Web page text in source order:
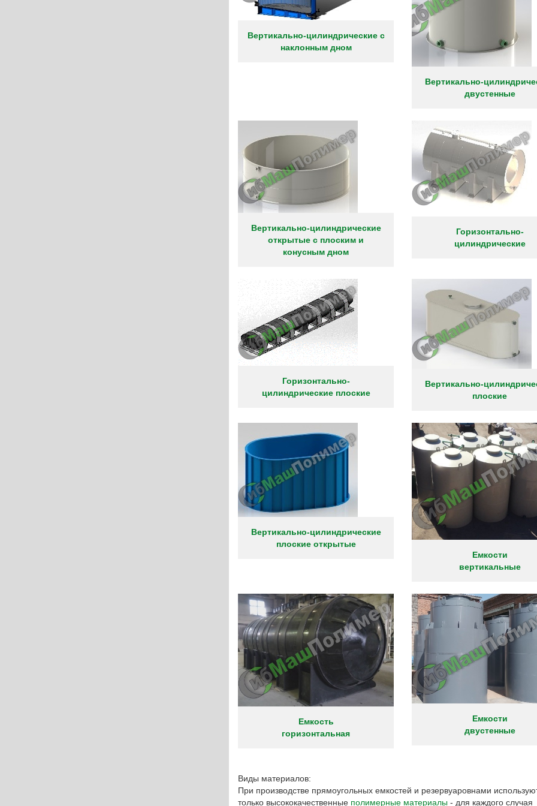
Вертикально-цилиндрические с
наклонным дном
Вертикально-
двустенные
Вертикально-цилиндрические
открытые с плоским и
конусным дном
Горизонтально-
цилиндрические
Горизонтально-
цилиндрические плоские
Вертикально-
плоские
Вертикально-цилиндрические
плоские открытые
Емкости
вертикальные
Емкость
горизонтальная
Емкости
двустенные
Виды материалов:
При производстве прямоугольных емкостей и резервуаровнами
только высококачественные полимерные материалы - для каждого случая